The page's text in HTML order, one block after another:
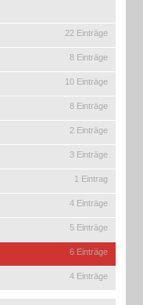
22 Einträge
8 Einträge
10 Einträge
8 Einträge
2 Einträge
3 Einträge
1 Eintrag
4 Einträge
5 Einträge
6 Einträge
4 Einträge